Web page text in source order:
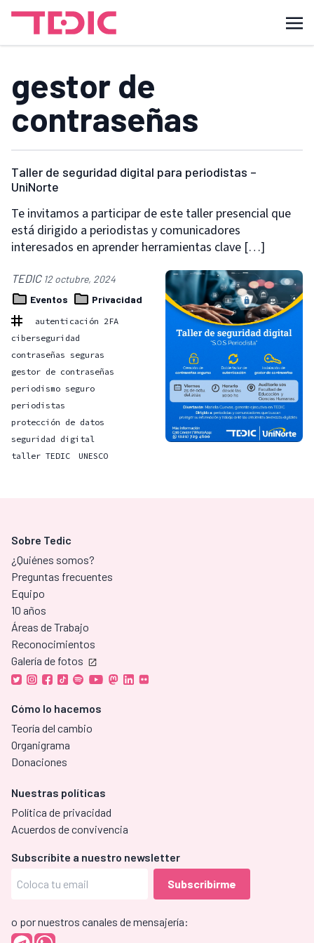
gestor de
contraseñas
Taller de seguridad digital para periodistas –
UniNorte
Te invitamos a participar de este taller presencial que
está dirigido a periodistas y comunicadores
interesados en aprender herramientas clave […]
TEDIC 12 octubre, 2024
Eventos
Privacidad
autenticación 2FA
ciberseguridad
contraseñas seguras
gestor de contraseñas
periodismo seguro
periodistas
protección de datos
seguridad digital
taller TEDIC
UNESCO
Sobre Tedic
¿Quiénes somos?
Preguntas frecuentes
Equipo
10 años
Áreas de Trabajo
Reconocimientos
Galería de fotos
Cómo lo hacemos
Teoría del cambio
Organigrama
Donaciones
Nuestras políticas
Política de privacidad
Acuerdos de convivencia
Subscríbite a nuestro newsletter
o por nuestros canales de mensajería: